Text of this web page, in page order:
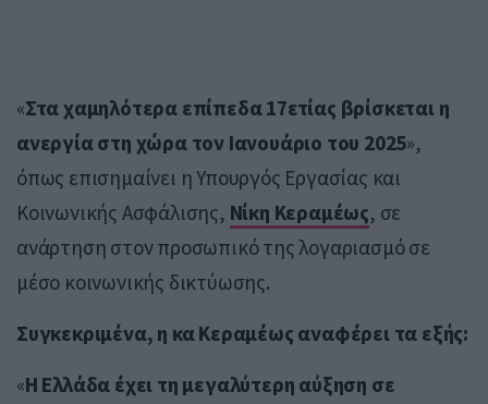
«Στα χαμηλότερα επίπεδα 17ετίας βρίσκεται η
ανεργία στη χώρα τον Ιανουάριο του 2025»,
όπως επισημαίνει η Υπουργός Εργασίας και
Κοινωνικής Ασφάλισης, Νίκη Κεραμέως, σε
ανάρτηση στον προσωπικό της λογαριασμό σε
μέσο κοινωνικής δικτύωσης.
Συγκεκριμένα, η κα Κεραμέως αναφέρει τα εξής:
«Η Ελλάδα έχει τη μεγαλύτερη αύξηση σε